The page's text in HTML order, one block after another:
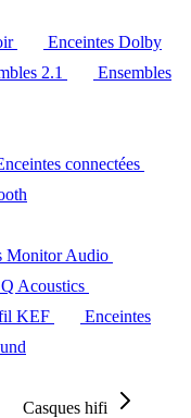
Enceintes Dolby
2.1
Ensembles
connectées
Monitor Audio
Acoustics
fil KEF
Enceintes
Casques hifi